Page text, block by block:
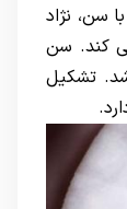
است. با سن، نژاد
کند. سن
می باشد. تشکیل